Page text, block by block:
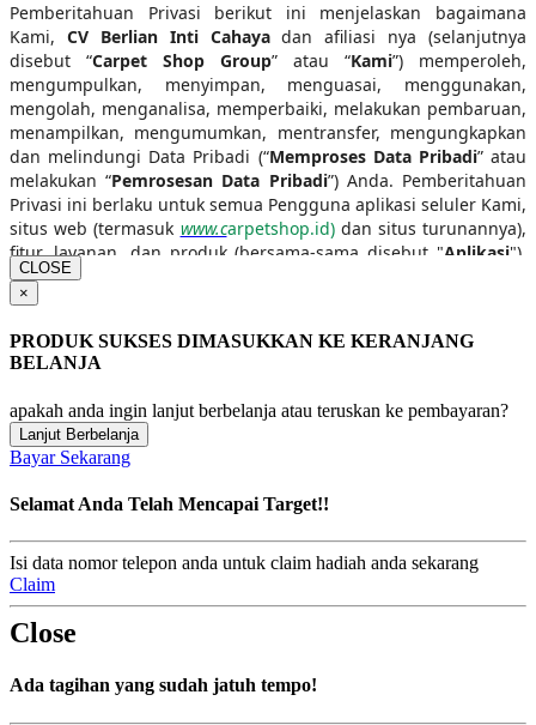
Pemberitahuan Privasi berikut ini menjelaskan bagaimana
Kami, CV Berlian Inti Cahayadan afiliasi nya (selanjutnya
disebut “Carpet Shop Group” atau “Kami”) memperoleh,
mengumpulkan, menyimpan, menguasai, menggunakan,
mengolah, menganalisa, memperbaiki, melakukan pembaruan,
menampilkan, mengumumkan, mentransfer, mengungkapkan
dan melindungi Data Pribadi (“Memproses Data Pribadi” atau
melakukan “Pemrosesan Data Pribadi”) Anda. Pemberitahuan
Privasi ini berlaku untuk semua Pengguna aplikasi seluler Kami,
situs web (termasuk www.carpetshop.id)dan situs turunannya),
fitur, layanan, dan produk (bersama-sama disebut "Aplikasi"),
kecuali diatur pada pemberitahuan privasi yang terpisah.
Pemberitahuan Privasi ini disediakan dalam format berlapis
sehingga Anda dapat mengklik ke area tertentu yang tersedia
menyeluruh untuk memastikan bahwa Anda memahami praktik
pelindungan data Kami. Kami ingin membuat ini mudah
dimengerti, jadi Kami sudah merangkum hal-hal penting di
digunakan dalam Pemberitahuan Privasi ini akan memiliki arti
yang berlaku antara Anda dan Carpet Shop Group.
Pemberitahuan Privasi juga memiliki arti sama dengan
kebijakan privasi sebagaimana disebutkan dalam Syarat dan
Ketentuan Aplikasi dan produk-produk di Aplikasi Kami.
Pengakuan dan Persetujuan
CLOSE
×
PRODUK SUKSES DIMASUKKAN KE KERANJANG
BELANJA
apakah anda ingin lanjut berbelanja atau teruskan ke pembayaran?
Lanjut Berbelanja
Bayar Sekarang
Selamat Anda Telah Mencapai Target!!
Isi data nomor telepon anda untuk claim hadiah anda sekarang
Claim
Close
Ada tagihan yang sudah jatuh tempo!